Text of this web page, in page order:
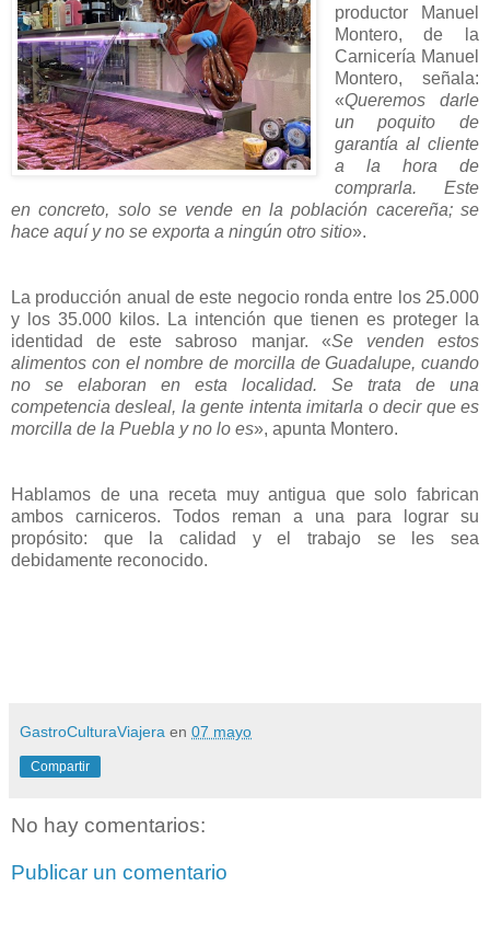
productor Manuel
Montero, de la
Carnicería Manuel
Montero, señala:
«Queremos darle
un poquito de
garantía al cliente
a la hora de
comprarla. Este
en concreto, solo se vende en la población cacereña; se
hace aquí y no se exporta a ningún otro sitio».
La producción anual de este negocio ronda entre los 25.000
y los 35.000 kilos. La intención que tienen es proteger la
identidad de este sabroso manjar. «Se venden estos
alimentos con el nombre de morcilla de Guadalupe, cuando
no se elaboran en esta localidad. Se trata de una
competencia desleal, la gente intenta imitarla o decir que es
morcilla de la Puebla y no lo es», apunta Montero.
Hablamos de una receta muy antigua que solo fabrican
ambos carniceros. Todos reman a una para lograr su
propósito: que la calidad y el trabajo se les sea
debidamente reconocido.
GastroCulturaViajera en 07 mayo
Compartir
No hay comentarios:
Publicar un comentario